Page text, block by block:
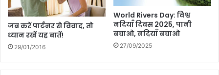
र
का
रें
?
का
र
ण
औ
र
जब करें पार्टनर से विवाद, तो
ध्यान रखें यह बातें!
29/01/2016
World Rivers Day: विश्व
नदियाँ दिवस 2025, पानी
बचाओ, नदियाँ बचाओ
27/09/2025